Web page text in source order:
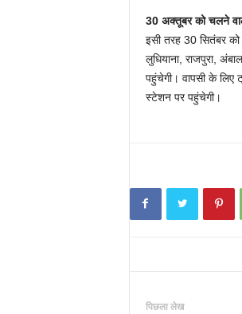
30 अक्तूबर को चलने
इसी तरह 30 सितंबर
लुधियाना, राजपुरा,
पहुंचेगी। वापसी के
स्टेशन पर पहुंचेगी।
पिछला लेख